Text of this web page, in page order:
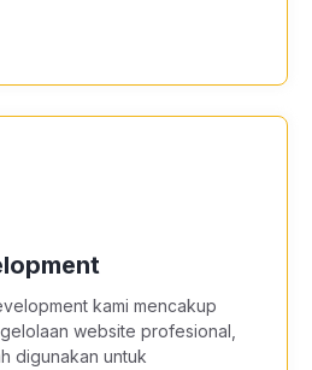
kami mencakup
website profesional,
digunakan untuk